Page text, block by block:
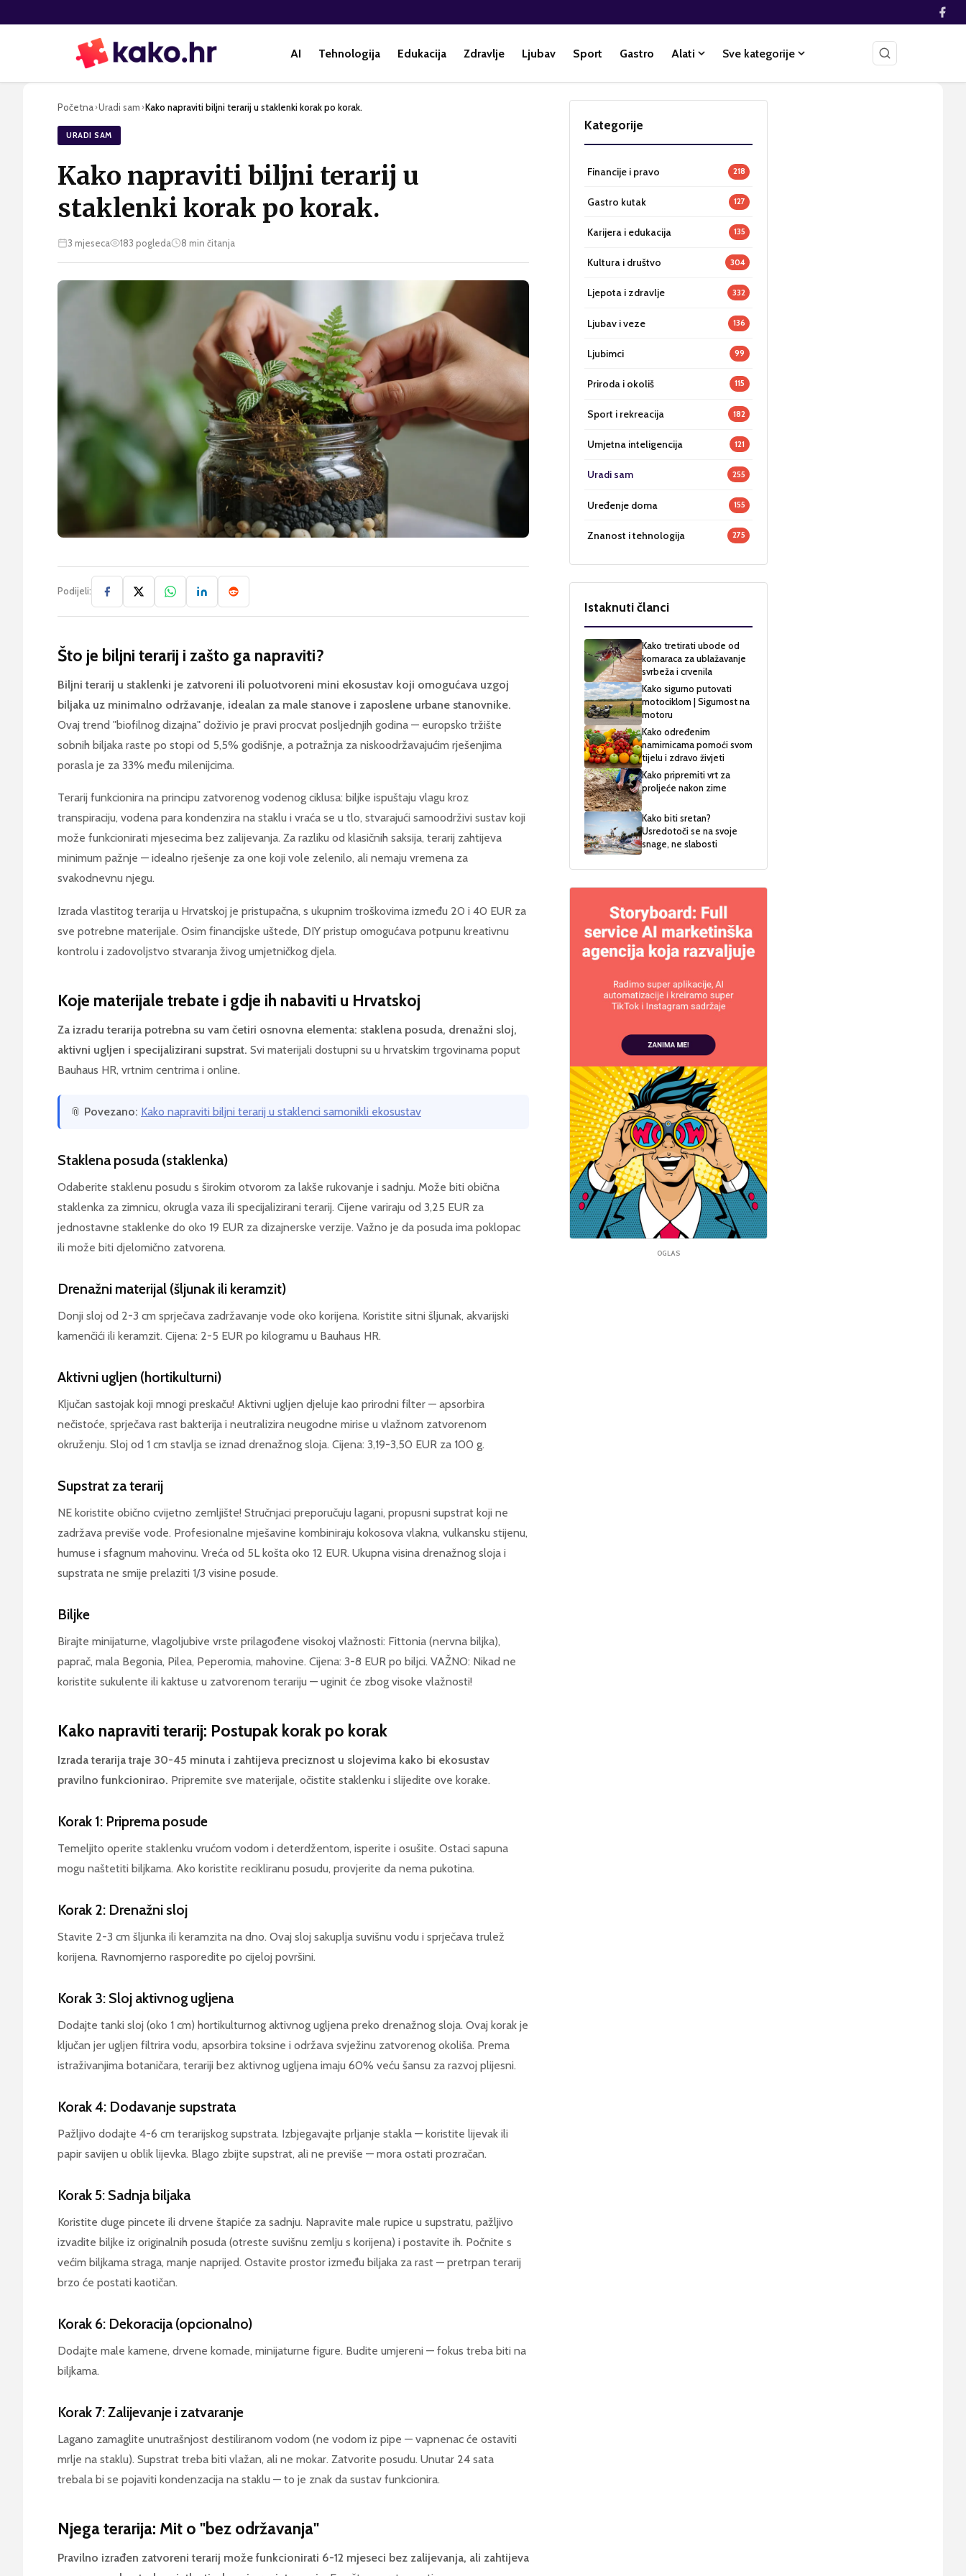
AI Tehnologija Edukacija Zdravlje Ljubav Sport Gastro Alati Sve kategorije
Početna›Uradi sam ›Kako napraviti biljni terarij u staklenki korak po korak.
URADI SAM
Kako napraviti biljni terarij u
staklenki korak po korak.
3 mjeseca 183 pogleda 8 min čitanja
Podijeli:
Što je biljni terarij i zašto ga napraviti?
Biljni terarij u staklenki je zatvoreni ili poluotvoreni mini ekosustav koji omogućava uzgoj
biljaka uz minimalno održavanje, idealan za male stanove i zaposlene urbane stanovnike.
Ovaj trend "biofilnog dizajna" doživio je pravi procvat posljednjih godina — europsko tržište
sobnih biljaka raste po stopi od 5,5% godišnje, a potražnja za niskoodržavajućim rješenjima
porasla je za 33% među milenijcima.
Terarij funkcionira na principu zatvorenog vodenog ciklusa: biljke ispuštaju vlagu kroz
transpiraciju, vodena para kondenzira na staklu i vraća se u tlo, stvarajući samoodrživi sustav koji
može funkcionirati mjesecima bez zalijevanja. Za razliku od klasičnih saksija, terarij zahtijeva
minimum pažnje — idealno rješenje za one koji vole zelenilo, ali nemaju vremena za
svakodnevnu njegu.
Izrada vlastitog terarija u Hrvatskoj je pristupačna, s ukupnim troškovima između 20 i 40 EUR za
sve potrebne materijale. Osim financijske uštede, DIY pristup omogućava potpunu kreativnu
kontrolu i zadovoljstvo stvaranja živog umjetničkog djela.
Koje materijale trebate i gdje ih nabaviti u Hrvatskoj
Za izradu terarija potrebna su vam četiri osnovna elementa: staklena posuda, drenažni sloj,
aktivni ugljen i specijalizirani supstrat. Svi materijali dostupni su u hrvatskim trgovinama poput
Bauhaus HR, vrtnim centrima i online.
📎 Povezano: Kako napraviti biljni terarij u staklenci samonikli ekosustav
Staklena posuda (staklenka)
Odaberite staklenu posudu s širokim otvorom za lakše rukovanje i sadnju. Može biti obična
staklenka za zimnicu, okrugla vaza ili specijalizirani terarij. Cijene variraju od 3,25 EUR za
jednostavne staklenke do oko 19 EUR za dizajnerske verzije. Važno je da posuda ima poklopac
ili može biti djelomično zatvorena.
Drenažni materijal (šljunak ili keramzit)
Donji sloj od 2-3 cm sprječava zadržavanje vode oko korijena. Koristite sitni šljunak, akvarijski
kamenčići ili keramzit. Cijena: 2-5 EUR po kilogramu u Bauhaus HR.
Aktivni ugljen (hortikulturni)
Ključan sastojak koji mnogi preskaču! Aktivni ugljen djeluje kao prirodni filter — apsorbira
nečistoće, sprječava rast bakterija i neutralizira neugodne mirise u vlažnom zatvorenom
okruženju. Sloj od 1 cm stavlja se iznad drenažnog sloja. Cijena: 3,19-3,50 EUR za 100 g.
Supstrat za terarij
NE koristite obično cvijetno zemljište! Stručnjaci preporučuju lagani, propusni supstrat koji ne
zadržava previše vode. Profesionalne mješavine kombiniraju kokosova vlakna, vulkansku stijenu,
humuse i sfagnum mahovinu. Vreća od 5L košta oko 12 EUR. Ukupna visina drenažnog sloja i
supstrata ne smije prelaziti 1/3 visine posude.
Biljke
Birajte minijaturne, vlagoljubive vrste prilagođene visokoj vlažnosti: Fittonia (nervna biljka),
paprač, mala Begonia, Pilea, Peperomia, mahovine. Cijena: 3-8 EUR po biljci. VAŽNO: Nikad ne
koristite sukulente ili kaktuse u zatvorenom terariju — uginit će zbog visoke vlažnosti!
Kako napraviti terarij: Postupak korak po korak
Izrada terarija traje 30-45 minuta i zahtijeva preciznost u slojevima kako bi ekosustav
pravilno funkcionirao. Pripremite sve materijale, očistite staklenku i slijedite ove korake.
Korak 1: Priprema posude
Temeljito operite staklenku vrućom vodom i deterdžentom, isperite i osušite. Ostaci sapuna
mogu naštetiti biljkama. Ako koristite recikliranu posudu, provjerite da nema pukotina.
Korak 2: Drenažni sloj
Stavite 2-3 cm šljunka ili keramzita na dno. Ovaj sloj sakuplja suvišnu vodu i sprječava trulež
korijena. Ravnomjerno rasporedite po cijeloj površini.
Korak 3: Sloj aktivnog ugljena
Dodajte tanki sloj (oko 1 cm) hortikulturnog aktivnog ugljena preko drenažnog sloja. Ovaj korak je
ključan jer ugljen filtrira vodu, apsorbira toksine i održava svježinu zatvorenog okoliša. Prema
istraživanjima botaničara, terariji bez aktivnog ugljena imaju 60% veću šansu za razvoj plijesni.
Korak 4: Dodavanje supstrata
Pažljivo dodajte 4-6 cm terarijskog supstrata. Izbjegavajte prljanje stakla — koristite lijevak ili
papir savijen u oblik lijevka. Blago zbijte supstrat, ali ne previše — mora ostati prozračan.
Korak 5: Sadnja biljaka
Koristite duge pincete ili drvene štapiće za sadnju. Napravite male rupice u supstratu, pažljivo
izvadite biljke iz originalnih posuda (otreste suvišnu zemlju s korijena) i postavite ih. Počnite s
većim biljkama straga, manje naprijed. Ostavite prostor između biljaka za rast — pretrpan terarij
brzo će postati kaotičan.
Korak 6: Dekoracija (opcionalno)
Dodajte male kamene, drvene komade, minijaturne figure. Budite umjereni — fokus treba biti na
biljkama.
Korak 7: Zalijevanje i zatvaranje
Lagano zamaglite unutrašnjost destiliranom vodom (ne vodom iz pipe — vapnenac će ostaviti
mrlje na staklu). Supstrat treba biti vlažan, ali ne mokar. Zatvorite posudu. Unutar 24 sata
trebala bi se pojaviti kondenzacija na staklu — to je znak da sustav funkcionira.
Njega terarija: Mit o "bez održavanja"
Pravilno izrađen zatvoreni terarij može funkcionirati 6-12 mjeseci bez zalijevanja, ali zahtijeva
Kategorije
Financije i pravo 218
Gastro kutak 127
Karijera i edukacija 135
Kultura i društvo 304
Ljepota i zdravlje 332
Ljubav i veze 136
Ljubimci 99
Priroda i okoliš 115
Sport i rekreacija 182
Umjetna inteligencija 121
Uradi sam 255
Uređenje doma 155
Znanost i tehnologija 275
Istaknuti članci
Kako tretirati ubode od
komaraca za ublažavanje
svrbeža i crvenila
Kako sigurno putovati
motociklom | Sigurnost na
motoru
Kako određenim
namirnicama pomoći svom
tijelu i zdravo živjeti
Kako pripremiti vrt za
proljeće nakon zime
Kako biti sretan?
Usredotoči se na svoje
snage, ne slabosti
OGLAS